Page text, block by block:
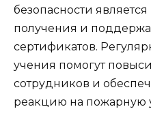
безопасности
получения и
сертификатов.
учения помогут
сотрудников и
реакцию на пожарную